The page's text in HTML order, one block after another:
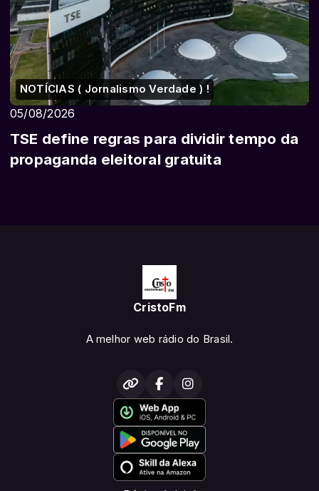
NOTÍCIAS ( Jornalismo Verdade ) !
05/08/2026
TSE define regras para dividir tempo da
propaganda eleitoral gratuita
CristoFm
A melhor web rádio do Brasil.